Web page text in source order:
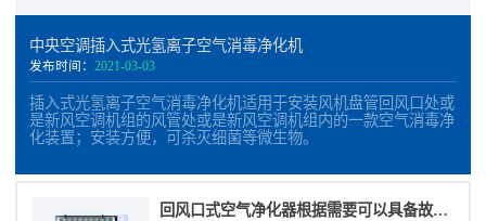
中央空调插入式光氢离子空气消毒净化机
发布时间： 2021-03-03
插入式光氢离子空气消毒净化机适用于安装风机盘管回风口处或
是新风空调机组的风管处或是新风空调机组内的一款空气消毒净
化装置；安装方便，可杀灭细菌等微生物。
回风口式空气净化器根据需要可以具备故障报警信号输出